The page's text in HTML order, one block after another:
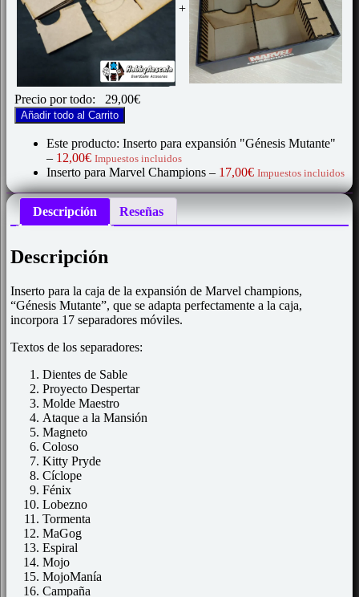
+
Precio por todo: 29,00€
Añadir todo al Carrito
Este producto: Inserto para expansión "Génesis Mutante"
– 12,00€ Impuestos incluidos
Inserto para Marvel Champions – 17,00€ Impuestos incluidos
Descripción Reseñas
Descripción
Inserto para la caja de la expansión de Marvel champions,
“Génesis Mutante”, que se adapta perfectamente a la caja,
incorpora 17 separadores móviles.
Textos de los separadores:
Dientes de Sable
Proyecto Despertar
Molde Maestro
Ataque a la Mansión
Magneto
Coloso
Kitty Pryde
Cíclope
Fénix
Lobezno
Tormenta
MaGog
Espiral
Mojo
MojoManía
Campaña